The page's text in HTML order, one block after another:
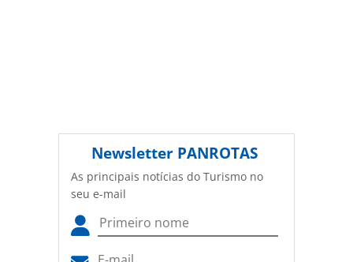
Newsletter PANROTAS
As principais notícias do Turismo no
seu e-mail